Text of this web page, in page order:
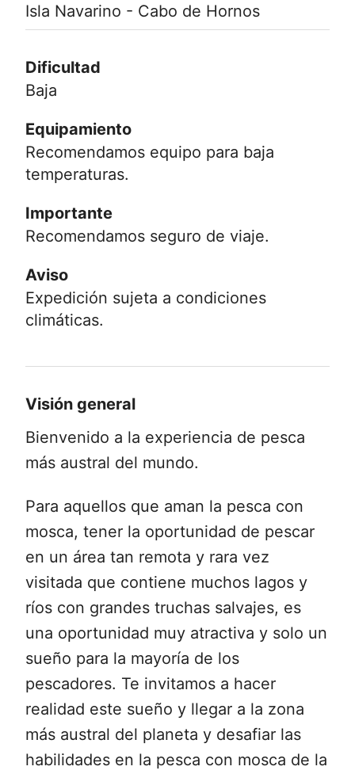
Isla Navarino - Cabo de Hornos
Dificultad
Baja
Equipamiento
Recomendamos equipo para baja
temperaturas.
Importante
Recomendamos seguro de viaje.
Aviso
Expedición sujeta a condiciones
climáticas.
Visión general
Bienvenido a la experiencia de pesca
más austral del mundo.
Para aquellos que aman la pesca con
mosca, tener la oportunidad de pescar
en un área tan remota y rara vez
visitada que contiene muchos lagos y
ríos con grandes truchas salvajes, es
una oportunidad muy atractiva y solo un
sueño para la mayoría de los
pescadores. Te invitamos a hacer
realidad este sueño y llegar a la zona
más austral del planeta y desafiar las
habilidades en la pesca con mosca de la